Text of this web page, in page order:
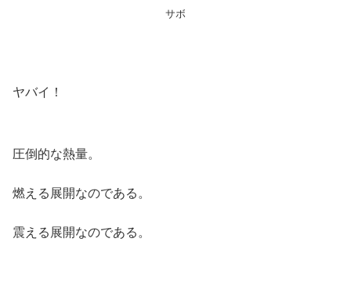
サボ
ヤバイ！
圧倒的な熱量。
燃える展開なのである。
震える展開なのである。